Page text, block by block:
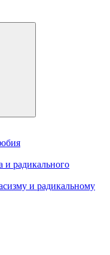
и радикального
и радикальному